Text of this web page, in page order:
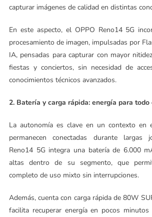
capturar imágenes de calidad en distintas
En este aspecto, el OPPO Reno14 5G
procesamiento de imagen, impulsadas por
IA, pensadas para capturar con mayor
fiestas y conciertos, sin necesidad de
conocimientos técnicos avanzados.
2. Batería y carga rápida: energía para todo
La autonomía es clave en un contexto en
permanecen conectadas durante largas
Reno14 5G integra una batería de 6.000
altas dentro de su segmento, que
completo de uso mixto sin interrupciones.
Además, cuenta con carga rápida de 80W
facilita recuperar energía en pocos